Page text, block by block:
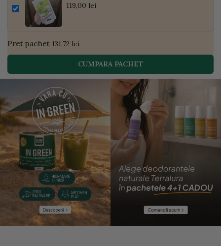
Pudră de Curmale și Ghimbir, ECO, 300g
119,00 lei
Pret pachet 131,72 lei
CUMPARA PACHET